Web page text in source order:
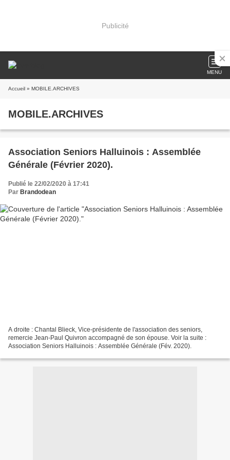
Publicité
MENU
Accueil » MOBILE.ARCHIVES
MOBILE.ARCHIVES
Association Seniors Halluinois : Assemblée
Générale (Février 2020).
Publié le 22/02/2020 à 17:41
Par Brandodean
A droite : Chantal Blieck, Vice-présidente de l'association des seniors,
remercie Jean-Paul Quivron accompagné de son épouse. Voir la suite :
Association Seniors Halluinois : Assemblée Générale (Fév. 2020).